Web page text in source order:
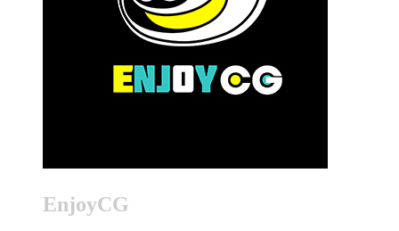
EnjoyCG